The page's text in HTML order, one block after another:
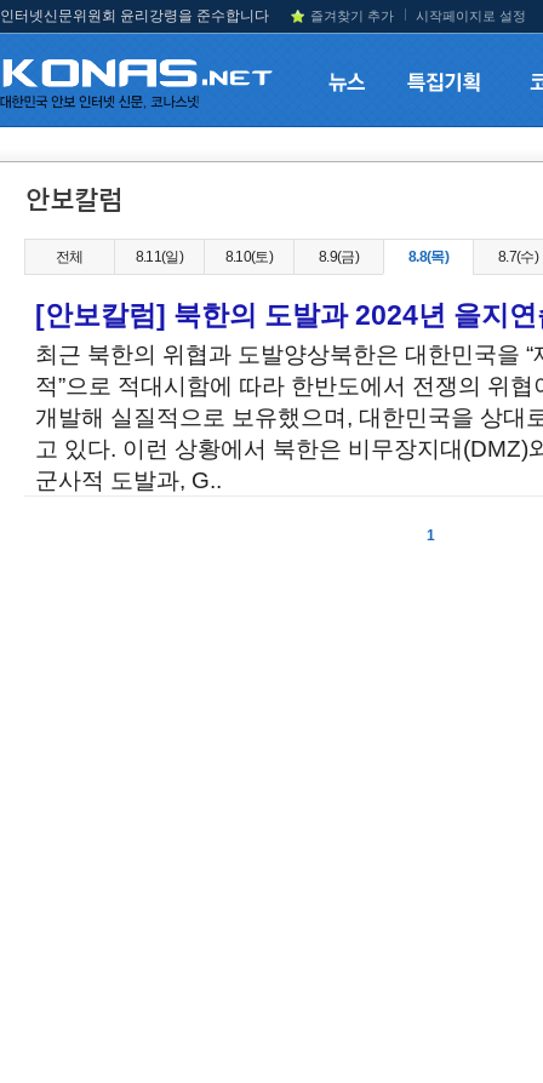
인터넷신문위원회 윤리강령을 준수합니다 즐겨찾기 추가 시작페이지로 설정
전체 8.11(일) 8.10(토) 8.9(금) 8.8(목) 8.7(수)
[안보칼럼] 북한의 도발과 2024년 을지
최근 북한의 위협과 도발양상북한은 대한민국을 “
적”으로 적대시함에 따라 한반도에서 전쟁의 위
개발해 실질적으로 보유했으며, 대한민국을 상대
고 있다. 이런 상황에서 북한은 비무장지대(DMZ)
군사적 도발과, G..
1